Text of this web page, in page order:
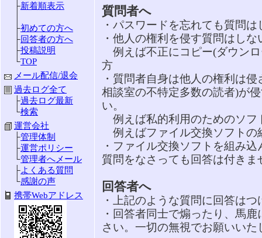
├新着順表示
├初めての方へ
├回答者の方へ
├投稿説明
└TOP
メール配信/退会
過去ログ全て
├過去ログ最新
└検索
運営会社
├管理体制
├運営ポリシー
└管理者へメール
├よくある質問
└感謝の声
携帯Webアドレス
質問者へ
・パスワードを忘れても質問
・他人の権利を侵す質問はし
例えば不正にコピー(ダウン
方
・質問者自身は他人の権利は
相談室の不特定多数の読者)が
い。
例えば私的利用のためのソフ
例えばファイル交換ソフトの
・ファイル交換ソフトを組み
質問をなさっても回答は付きま
回答者へ
・上記のような質問に回答は
・回答者同士で煽ったり、馬
さい。一切の無視でお願いいた